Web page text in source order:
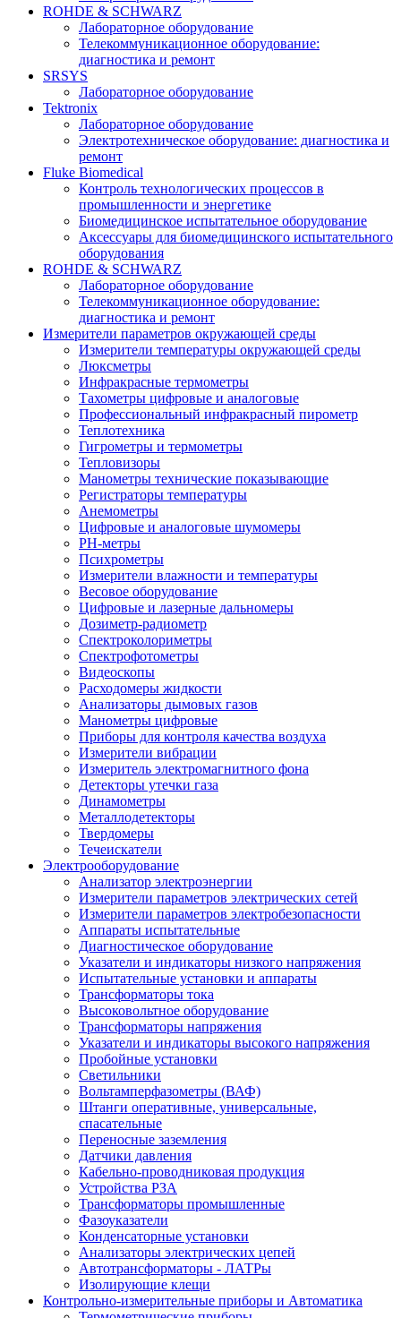
ROHDE & SCHWARZ
Лабораторное оборудование
Телекоммуникационное оборудование:
диагностика и ремонт
SRSYS
Лабораторное оборудование
Tektronix
Лабораторное оборудование
Электротехническое оборудование: диагностика и
ремонт
Fluke Biomedical
Контроль технологических процессов в
промышленности и энергетике
Биомедицинское испытательное оборудование
Аксессуары для биомедицинского испытательного
оборудования
ROHDE & SCHWARZ
Лабораторное оборудование
Телекоммуникационное оборудование:
диагностика и ремонт
Измерители параметров окружающей среды
Измерители температуры окружающей среды
Люксметры
Инфракрасные термометры
Тахометры цифровые и аналоговые
Профессиональный инфракрасный пирометр
Теплотехника
Гигрометры и термометры
Тепловизоры
Манометры технические показывающие
Регистраторы температуры
Анемометры
Цифровые и аналоговые шумомеры
PH-метры
Психрометры
Измерители влажности и температуры
Весовое оборудование
Цифровые и лазерные дальномеры
Дозиметр-радиометр
Спектроколориметры
Спектрофотометры
Видеоскопы
Расходомеры жидкости
Анализаторы дымовых газов
Манометры цифровые
Приборы для контроля качества воздуха
Измерители вибрации
Измеритель электромагнитного фона
Детекторы утечки газа
Динамометры
Металлодетекторы
Твердомеры
Течеискатели
Электрооборудование
Анализатор электроэнергии
Измерители параметров электрических сетей
Измерители параметров электробезопасности
Аппараты испытательные
Диагностическое оборудование
Указатели и индикаторы низкого напряжения
Испытательные установки и аппараты
Трансформаторы тока
Высоковольтное оборудование
Трансформаторы напряжения
Указатели и индикаторы высокого напряжения
Пробойные установки
Светильники
Вольтамперфазометры (ВАФ)
Штанги оперативные, универсальные,
спасательные
Переносные заземления
Датчики давления
Кабельно-проводниковая продукция
Устройства РЗА
Трансформаторы промышленные
Фазоуказатели
Конденсаторные установки
Анализаторы электрических цепей
Автотрансформаторы - ЛАТРы
Изолирующие клещи
Контрольно-измерительные приборы и Автоматика